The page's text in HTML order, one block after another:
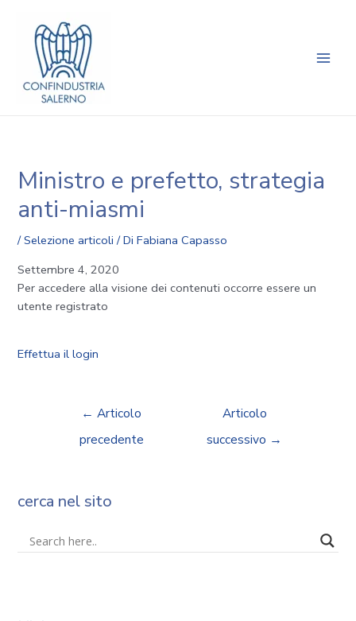
contenuto
Ministro e prefetto, strategia
anti-miasmi
/Selezione articoli / DiFabiana Capasso
Settembre 4, 2020
Per accedere alla visione dei contenuti occorre essere un
utente registrato
Effettua il login
articoli
← Articolo
precedente
Articolo
successivo →
cerca nel sito